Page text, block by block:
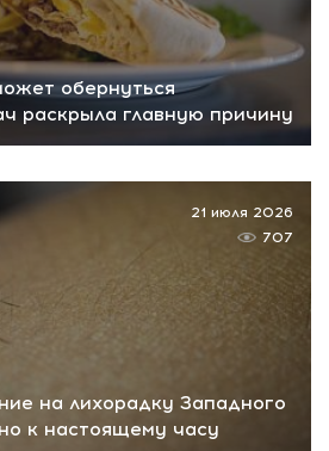
обернуться
раскрыла главную причину
на лихорадку Западного
к настоящему часу
21 июля 2026
707